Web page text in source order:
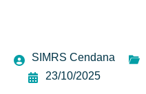
SIMRS Cendana
23/10/2025